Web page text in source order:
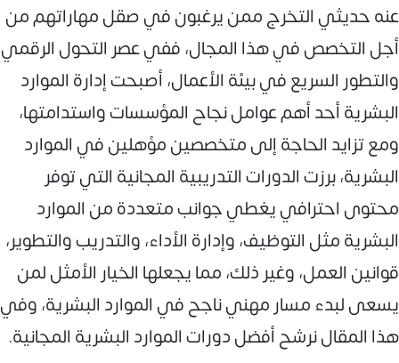
عنه حديثي التخرج ممن يرغبون في صقل مهاراتهم من
أجل التخصص في هذا المجال، ففي عصر التحول الرقمي
والتطور السريع في بيئة الأعمال، أصبحت إدارة الموارد
البشرية أحد أهم عوامل نجاح المؤسسات واستدامتها،
ومع تزايد الحاجة إلى متخصصين مؤهلين في الموارد
البشرية، برزت الدورات التدريبية المجانية التي توفر
محتوى احترافي يغطي جوانب متعددة من الموارد
البشرية مثل التوظيف، وإدارة الأداء، والتدريب والتطوير،
قوانين العمل، وغير ذلك، مما يجعلها الخيار الأمثل لمن
يسعى لبدء مسار مهني ناجح في الموارد البشرية، وفي
هذا المقال نرشح أفضل دورات الموارد البشرية المجانية.